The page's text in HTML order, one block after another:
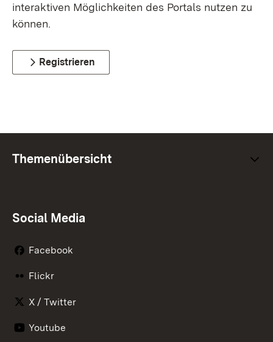
interaktiven Möglichkeiten des Portals nutzen zu
können.
Registrieren
Themenübersicht
Social Media
Facebook
Flickr
X / Twitter
Youtube